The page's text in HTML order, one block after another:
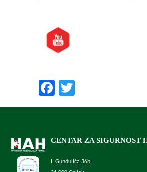
Facebook
CENTAR ZA SIGURNOST
I. Gundulića 36b,